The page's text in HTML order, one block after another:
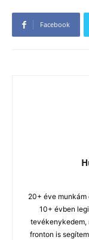
Facebook
20+ éve munkám
10+ évben
tevékenykedem,
fronton is